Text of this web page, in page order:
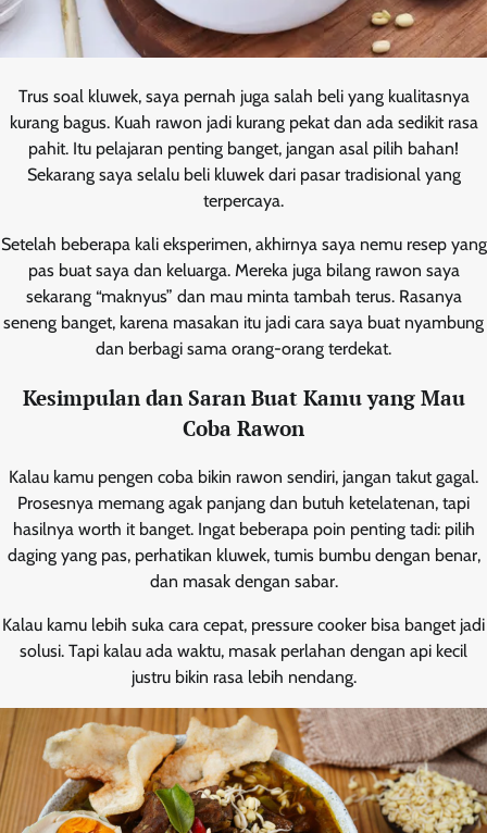
Trus soal kluwek, saya pernah juga salah beli yang kualitasnya
kurang bagus. Kuah rawon jadi kurang pekat dan ada sedikit rasa
pahit. Itu pelajaran penting banget, jangan asal pilih bahan!
Sekarang saya selalu beli kluwek dari pasar tradisional yang
terpercaya.
Setelah beberapa kali eksperimen, akhirnya saya nemu resep yang
pas buat saya dan keluarga. Mereka juga bilang rawon saya
sekarang “maknyus” dan mau minta tambah terus. Rasanya
seneng banget, karena masakan itu jadi cara saya buat nyambung
dan berbagi sama orang-orang terdekat.
Kesimpulan dan Saran Buat Kamu yang Mau
Coba Rawon
Kalau kamu pengen coba bikin rawon sendiri, jangan takut gagal.
Prosesnya memang agak panjang dan butuh ketelatenan, tapi
hasilnya worth it banget. Ingat beberapa poin penting tadi: pilih
daging yang pas, perhatikan kluwek, tumis bumbu dengan benar,
dan masak dengan sabar.
Kalau kamu lebih suka cara cepat, pressure cooker bisa banget jadi
solusi. Tapi kalau ada waktu, masak perlahan dengan api kecil
justru bikin rasa lebih nendang.